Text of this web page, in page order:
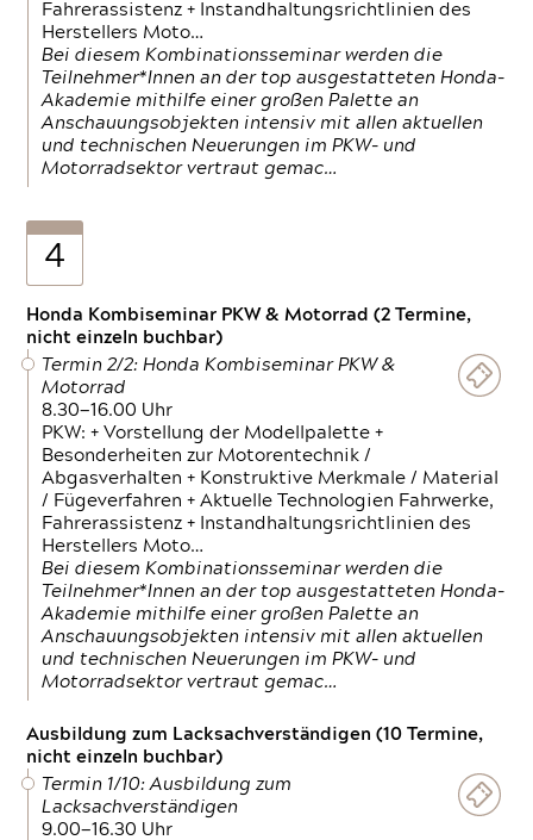
Fahrerassistenz + Instandhaltungsrichtlinien des
Herstellers Moto…
Bei diesem Kombinationsseminar werden die
Teilnehmer*Innen an der top ausgestatteten Honda-
Akademie mithilfe einer großen Palette an
Anschauungsobjekten intensiv mit allen aktuellen
und technischen Neuerungen im PKW- und
Motorradsektor vertraut gemac…
4
Honda Kombiseminar PKW & Motorrad (2 Termine,
nicht einzeln buchbar)
Termin 2/2: Honda Kombiseminar PKW &
Motorrad
8.30—16.00 Uhr
PKW: + Vorstellung der Modellpalette +
Besonderheiten zur Motorentechnik /
Abgasverhalten + Konstruktive Merkmale / Material
/ Fügeverfahren + Aktuelle Technologien Fahrwerke,
Fahrerassistenz + Instandhaltungsrichtlinien des
Herstellers Moto…
Bei diesem Kombinationsseminar werden die
Teilnehmer*Innen an der top ausgestatteten Honda-
Akademie mithilfe einer großen Palette an
Anschauungsobjekten intensiv mit allen aktuellen
und technischen Neuerungen im PKW- und
Motorradsektor vertraut gemac…
Ausbildung zum Lacksachverständigen (10 Termine,
nicht einzeln buchbar)
Termin 1/10: Ausbildung zum
Lacksachverständigen
9.00—16.30 Uhr